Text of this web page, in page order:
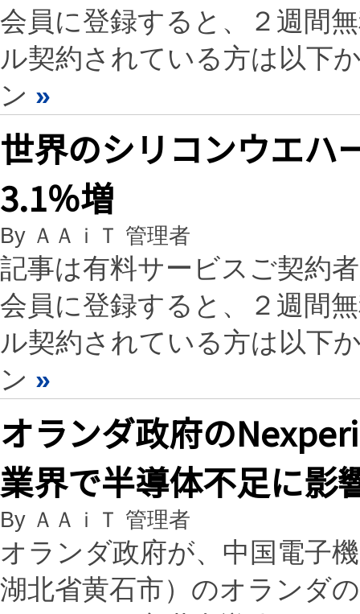
会員に登録すると、２週間
ル契約されている方は以下
ン »
世界のシリコンウエハ
3.1％増
By ＡＡｉＴ 管理者
記事は有料サービスご契約
会員に登録すると、２週間
ル契約されている方は以下
ン »
オランダ政府の
業界で半導体不足に影
By ＡＡｉＴ 管理者
オランダ政府が、中国電子
湖北省黄石市）のオランダ